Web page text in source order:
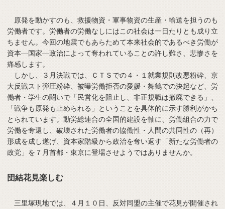
原発を動かすのも、救援物資・軍事物資の生産・輸送を担うのも
労働者です。労働者の労働なしにはこの社会は一日たりとも成り立
ちません。今回の地震でもあらためて本来社会的であるべき労働が
資本―国家―政治によって奪われていることの許し難さ、悲惨さを
痛感します。
しかし、３月決戦では、ＣＴＳでの４・１就業規則改悪粉砕、京
大反戦スト弾圧粉砕、被曝労働拒否の愛媛・舞鶴での決起など、労
働者・学生の闘いで「民営化を阻止し、非正規職は撤廃できる」、
「戦争も原発も止められる」ということを具体的に示す勝利がかち
とられています。動労総連合の全国的建設を軸に、労働組合の力で
労働を奪還し、破壊された労働者の協働性・人間の共同性の（再）
形成を成し遂げ、資本家階級から政治を奪い返す「新たな労働者の
政党」を７月首都・東京に登場させようではありませんか。
団結花見楽しむ
三里塚現地では、４月１０日、反対同盟の主催で花見が開催され